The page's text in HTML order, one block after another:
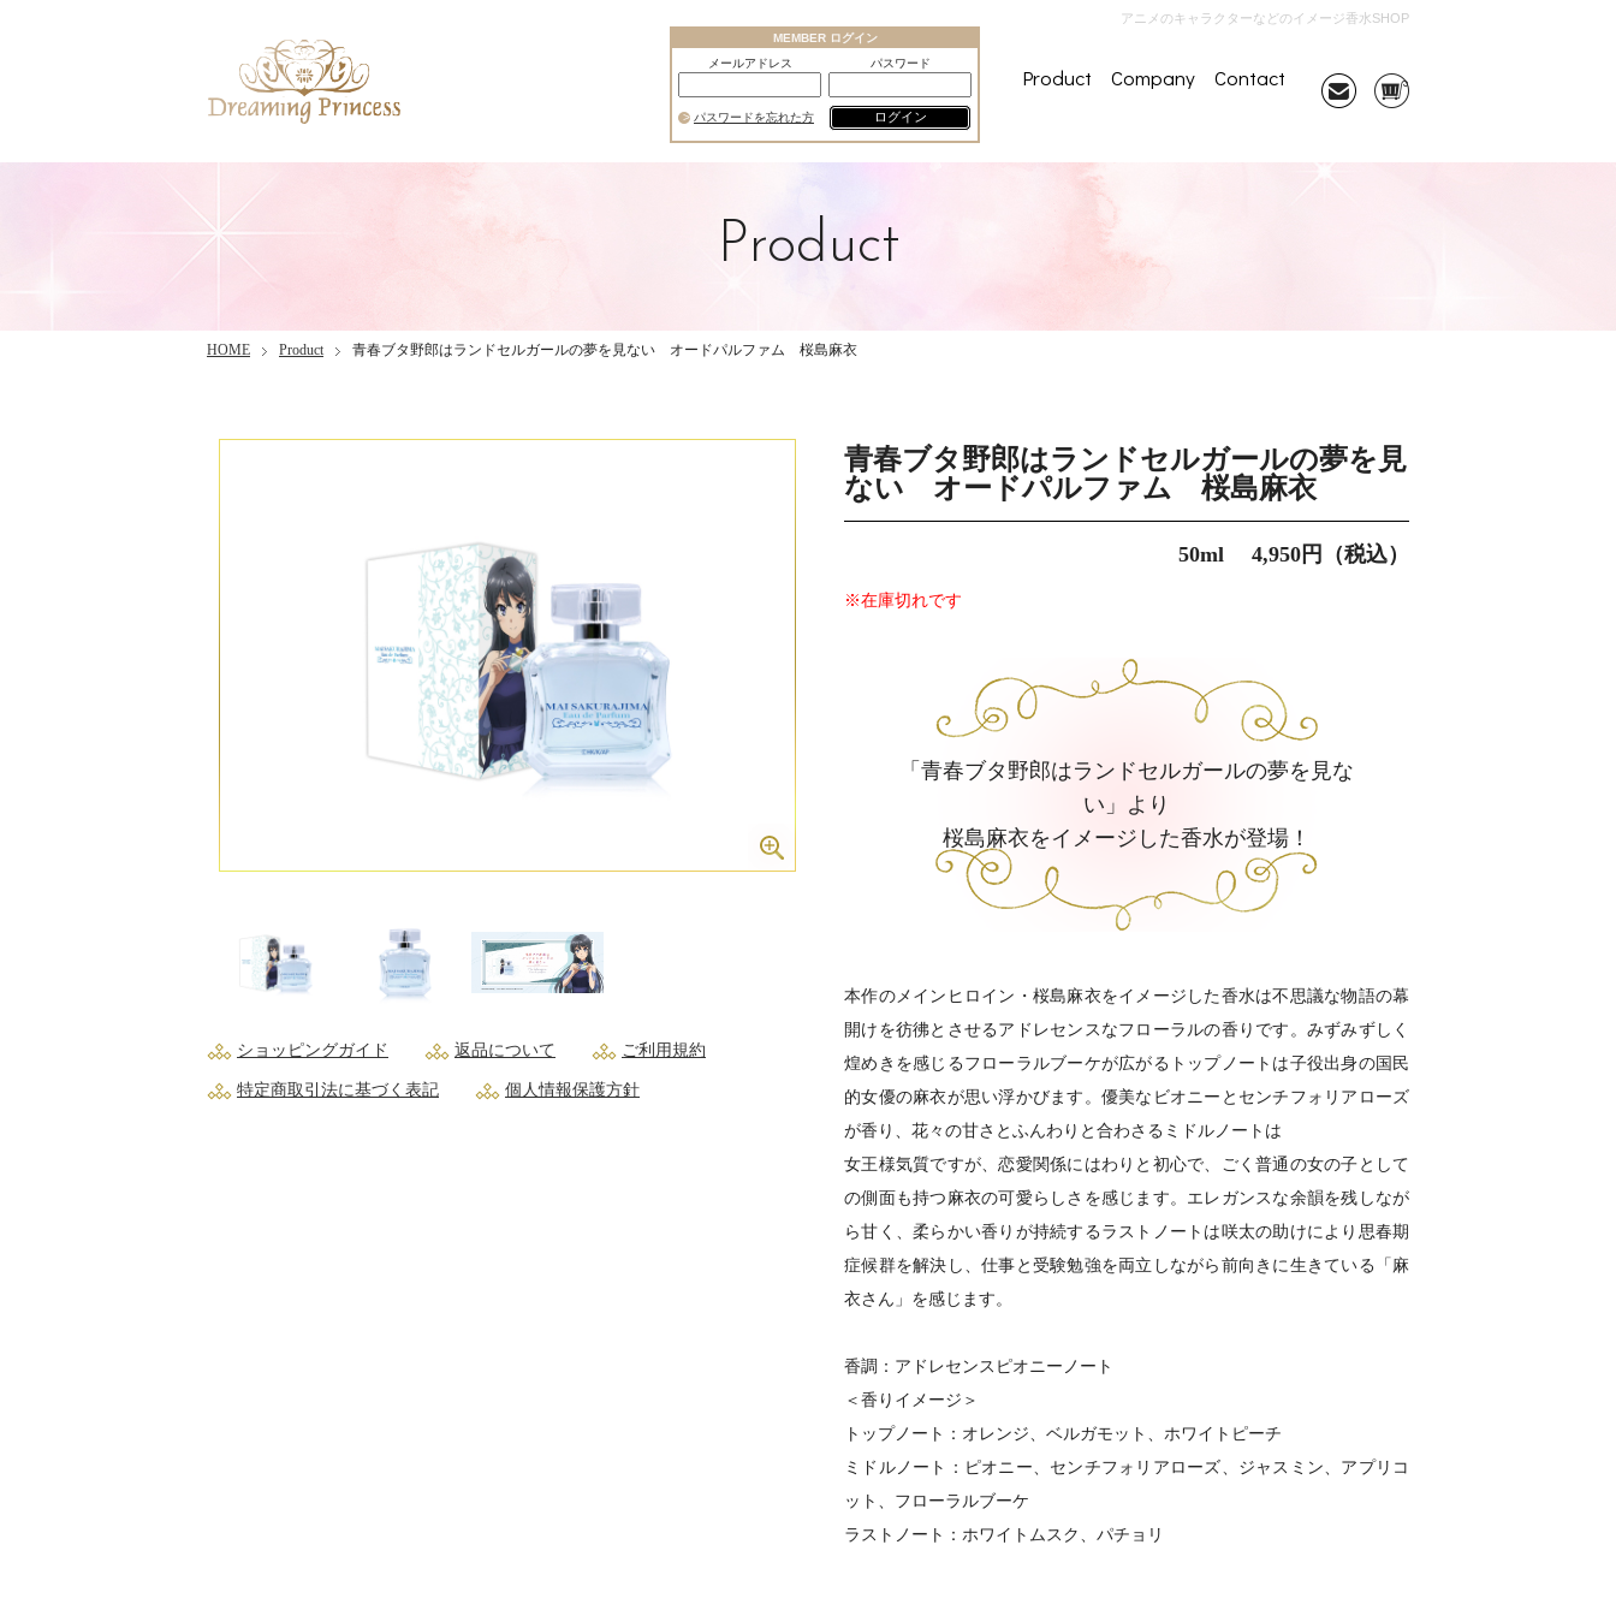
アニメのキャラクターなどのイメージ香水SHOP
Product Company Contact
MEMBER ログイン
メールアドレス
パスワード
パスワードを忘れた方 ログイン
Product
HOME Product 青春ブタ野郎はランドセルガールの夢を見ない オードパルファム 桜島麻衣
ショッピングガイド 返品について ご利用規約
特定商取引法に基づく表記 個人情報保護方針
青春ブタ野郎はランドセルガールの夢を見
ない オードパルファム 桜島麻衣
50ml 4,950円（税込）
※在庫切れです
「青春ブタ野郎はランドセルガールの夢を見な
い」より
桜島麻衣をイメージした香水が登場！
本作のメインヒロイン・桜島麻衣をイメージした香水は不思議な物語の幕
開けを彷彿とさせるアドレセンスなフローラルの香りです。みずみずしく
煌めきを感じるフローラルブーケが広がるトップノートは子役出身の国民
的女優の麻衣が思い浮かびます。優美なビオニーとセンチフォリアローズ
が香り、花々の甘さとふんわりと合わさるミドルノートは
女王様気質ですが、恋愛関係にはわりと初心で、ごく普通の女の子として
の側面も持つ麻衣の可愛らしさを感じます。エレガンスな余韻を残しなが
ら甘く、柔らかい香りが持続するラストノートは咲太の助けにより思春期
症候群を解決し、仕事と受験勉強を両立しながら前向きに生きている「麻
衣さん」を感じます。
香調：アドレセンスピオニーノート
＜香りイメージ＞
トップノート：オレンジ、ベルガモット、ホワイトピーチ
ミドルノート：ピオニー、センチフォリアローズ、ジャスミン、アプリコ
ット、フローラルブーケ
ラストノート：ホワイトムスク、パチョリ